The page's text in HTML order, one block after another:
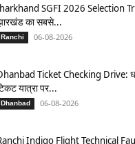
SGFI 2026 Selection
का सबसे...
Ranchi 06-08-2026
Ticket Checking Drive:
यात्रा पर...
Dhanbad 06-08-2026
Indigo Flight Technical